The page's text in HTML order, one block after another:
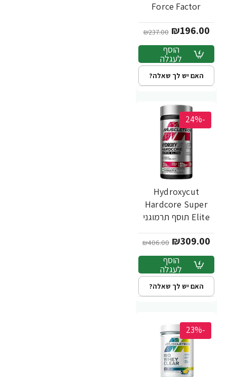
Force Factor
₪196.00
₪237.00
הוסף
לעגלה
האם יש לך שאלה?
-24%
Hydroxycut
Hardcore Super
Elite תוסף תרמוגני
כמוסות - מבית
MuscleTech
₪309.00
₪406.00
הוסף
לעגלה
האם יש לך שאלה?
-23%